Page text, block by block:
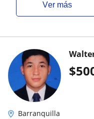
ver más
$
Barranquilla